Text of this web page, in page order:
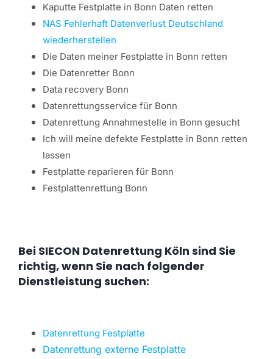
Kaputte Festplatte in Bonn Daten retten
NAS Fehlerhaft Datenverlust Deutschland
wiederherstellen
Die Daten meiner Festplatte in Bonn retten
Die Datenretter Bonn
Data recovery Bonn
Datenrettungsservice für Bonn
Datenrettung Annahmestelle in Bonn gesucht
Ich will meine defekte Festplatte in Bonn retten
lassen
Festplatte reparieren für Bonn
Festplattenrettung Bonn
Bei SIECON Datenrettung Köln sind Sie
richtig, wenn Sie nach folgender
Dienstleistung suchen:
Datenrettung Festplatte
Datenrettung externe Festplatte